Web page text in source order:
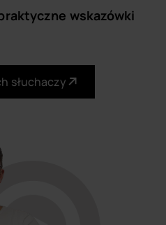
wskazówki
słuchaczy